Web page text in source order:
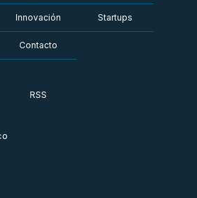
Innovación Startups
Contacto
RSS